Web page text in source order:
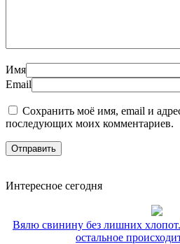
Имя
Email
Сохранить моё имя, email и
последующих моих комментариев.
Интересное сегодня
Вялю свинину без лишних
остальное